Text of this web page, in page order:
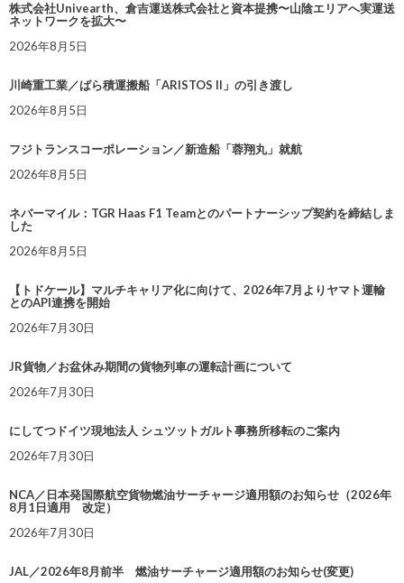
株式会社Univearth、倉吉運送株式会社と資本提携〜山陰エリアへ実運送
ネットワークを拡大〜
2026年8月5日
川崎重工業／ばら積運搬船「ARISTOS II」の引き渡し
2026年8月5日
フジトランスコーポレーション／新造船「蓉翔丸」就航
2026年8月5日
ネバーマイル：TGR Haas F1 Teamとのパートナーシップ契約を締結しま
した
2026年8月5日
【トドケール】マルチキャリア化に向けて、2026年7月よりヤマト運輸
とのAPI連携を開始
2026年7月30日
JR貨物／お盆休み期間の貨物列車の運転計画について
2026年7月30日
にしてつドイツ現地法人 シュツットガルト事務所移転のご案内
2026年7月30日
NCA／日本発国際航空貨物燃油サーチャージ適用額のお知らせ（2026年
8月1日適用 改定）
2026年7月30日
JAL／2026年8月前半 燃油サーチャージ適用額のお知らせ(変更)